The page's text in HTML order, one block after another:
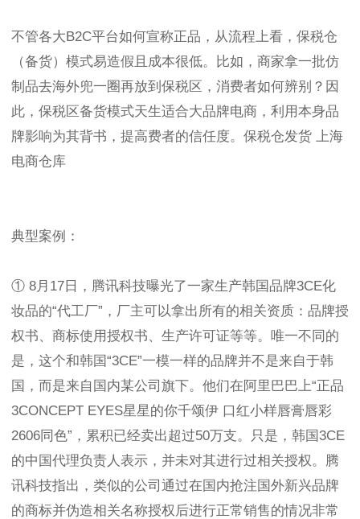
不管各大B2C平台如何宣称正品，从流程上看，保税仓
（备货）模式易造假且成本很低。比如，商家拿一批仿
制品去海外兜一圈再放到保税区，消费者如何辨别？因
此，保税区备货模式天生适合大品牌电商，利用本身品
牌影响为其背书，提高费者的信任度。保税仓发货 上海
电商仓库
典型案例：
① 8月17日，腾讯科技曝光了一家生产韩国品牌3CE化
妆品的“代工厂”，厂主可以拿出所有的相关资质：品牌授
权书、商标使用授权书、生产许可证等等。唯一不同的
是，这个和韩国“3CE”一模一样的品牌并不是来自于韩
国，而是来自国内某公司旗下。他们在阿里巴巴上“正品
3CONCEPT EYES星星的你千颂伊 口红小样唇膏唇彩
2606同色”，累积已经卖出超过50万支。只是，韩国3CE
的中国代理负责人表示，并未对其进行过相关授权。腾
讯科技指出，类似的公司通过在国内抢注国外新兴品牌
的商标并伪造相关名称授权后进行正常销售的情况非常